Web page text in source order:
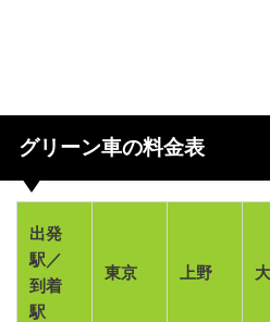
グリーン車の料金表
出発
駅／
到着
駅
東京 上野